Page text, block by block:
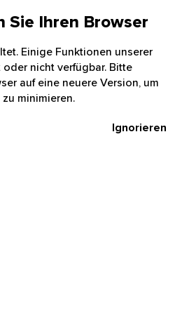
Sie Ihren Browser
Einige Funktionen unserer
nicht verfügbar. Bitte
auf eine neuere Version, um
minimieren.
Ignorieren